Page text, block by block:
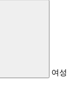
여성